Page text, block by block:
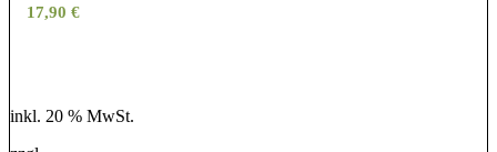
17,90 €
inkl. 20 % MwSt.